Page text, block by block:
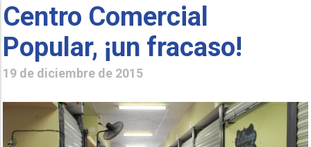
Centro Comercial
Popular, ¡un fracaso!
19 de diciembre de 2015